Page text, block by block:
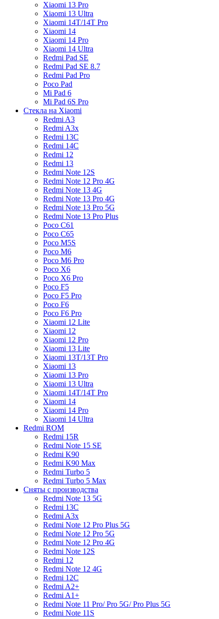
Xiaomi 13 Pro
Xiaomi 13 Ultra
Xiaomi 14T/14T Pro
Xiaomi 14
Xiaomi 14 Pro
Xiaomi 14 Ultra
Redmi Pad SE
Redmi Pad SE 8.7
Redmi Pad Pro
Poco Pad
Mi Pad 6
Mi Pad 6S Pro
Стекла на Xiaomi
Redmi A3
Redmi A3x
Redmi 13C
Redmi 14C
Redmi 12
Redmi 13
Redmi Note 12S
Redmi Note 12 Pro 4G
Redmi Note 13 4G
Redmi Note 13 Pro 4G
Redmi Note 13 Pro 5G
Redmi Note 13 Pro Plus
Poco C61
Poco C65
Poco M5S
Poco M6
Poco M6 Pro
Poco X6
Poco X6 Pro
Poco F5
Poco F5 Pro
Poco F6
Poco F6 Pro
Xiaomi 12 Lite
Xiaomi 12
Xiaomi 12 Pro
Xiaomi 13 Lite
Xiaomi 13T/13T Pro
Xiaomi 13
Xiaomi 13 Pro
Xiaomi 13 Ultra
Xiaomi 14T/14T Pro
Xiaomi 14
Xiaomi 14 Pro
Xiaomi 14 Ultra
Redmi ROM
Redmi 15R
Redmi Note 15 SE
Redmi K90
Redmi K90 Max
Redmi Turbo 5
Redmi Turbo 5 Max
Сняты с производства
Redmi Note 13 5G
Redmi 13C
Redmi A3x
Redmi Note 12 Pro Plus 5G
Redmi Note 12 Pro 5G
Redmi Note 12 Pro 4G
Redmi Note 12S
Redmi 12
Redmi Note 12 4G
Redmi 12C
Redmi A2+
Redmi A1+
Redmi Note 11 Pro/ Pro 5G/ Pro Plus 5G
Redmi Note 11S